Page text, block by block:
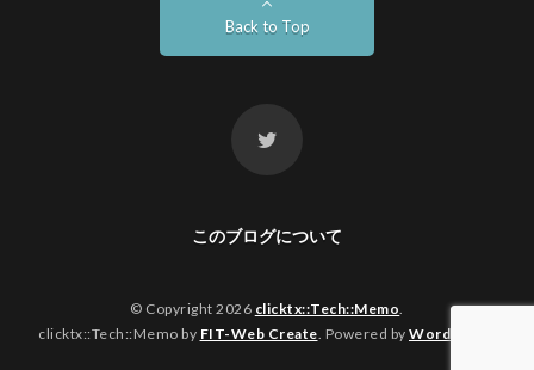
Back to Top
このブログについて
© Copyright 2026 clicktx::Tech::Memo.
clicktx::Tech::Memo by FIT-Web Create. Powered by WordPress